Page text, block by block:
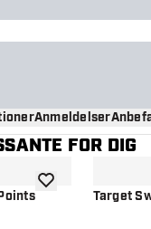
Anmeldelser
FOR DIG
tilføje til ønskeliste
Target